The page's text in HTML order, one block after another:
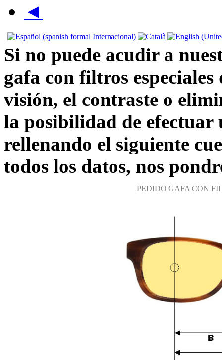
◄
Si no puede acudir a
gafa con filtros
visión, el contraste o
la posibilidad de efectuar
rellenando el siguiente
todos los datos, nos
PEDIDO GAFA CON